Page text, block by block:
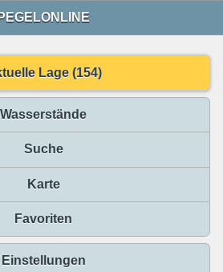
PEGELONLINE
Lage (154)
Wasserstände
Suche
Karte
Favoriten
Einstellungen